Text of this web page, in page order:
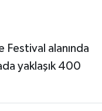
alanında
yaklaşık 400